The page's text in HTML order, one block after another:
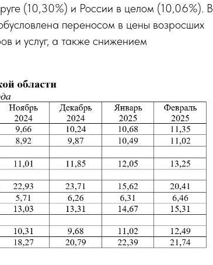
(10,30%) и России в целом (10,06%). В
переносом в цены возросших
и услуг, а также снижением